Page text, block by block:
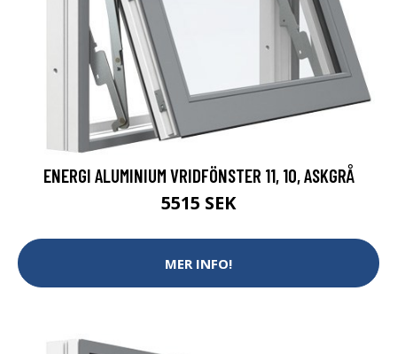
ENERGI ALUMINIUM VRIDFÖNSTER 11, 10, ASKGRÅ
5515 SEK
MER INFO!